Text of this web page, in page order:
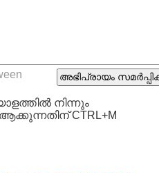
നിന്നും
CTRL+M